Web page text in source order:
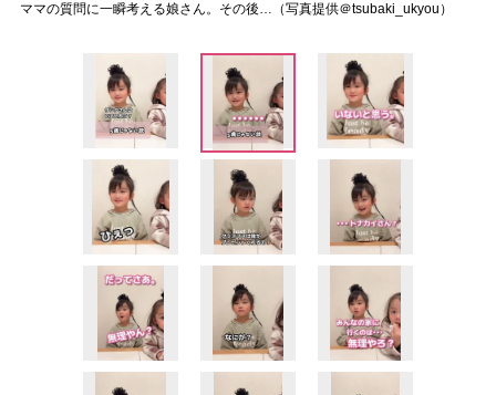
ママの質問に一瞬考える娘さん。その後…（写真提供＠tsubaki_ukyou）